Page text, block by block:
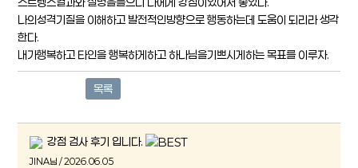
나의성격기질을 이해하고 발전적인방향으로 행동하는데 도움이 되리라 생각
한다.
내가행복하고 타인을 행복하게하고 하나님을기쁘시게하는 목표를 이루자.
목록
강점 검사 후기 입니다.
JINA님 / 2026.06.05